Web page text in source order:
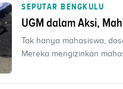
SEPUTAR BENGKULU
UGM dalam Aksi,
Tak hanya mahasiswa,
Mereka mengizinkan